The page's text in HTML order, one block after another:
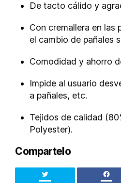
De tacto cálido y
Con cremallera en las
el cambio de pañales
Comodidad y ahorro
Impide al usuario
a pañales, etc.
Tejidos de calidad
Polyester).
Compartelo
Twitter